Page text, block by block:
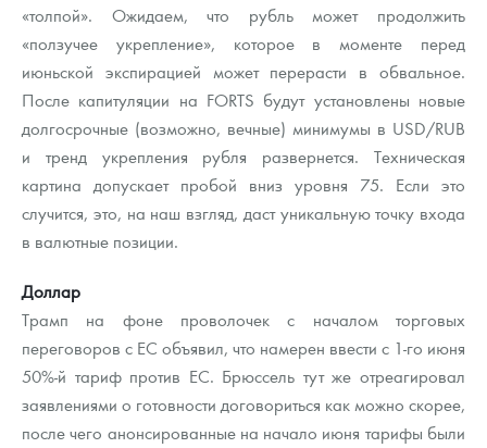
«толпой». Ожидаем, что рубль может продолжить
«ползучее укрепление», которое в моменте перед
июньской экспирацией может перерасти в обвальное.
После капитуляции на FORTS будут установлены новые
долгосрочные (возможно, вечные) минимумы в USD/RUB
и тренд укрепления рубля развернется. Техническая
картина допускает пробой вниз уровня 75. Если это
случится, это, на наш взгляд, даст уникальную точку входа
в валютные позиции.
Доллар
Трамп на фоне проволочек с началом торговых
переговоров с ЕС объявил, что намерен ввести с 1-го июня
50%-й тариф против ЕС. Брюссель тут же отреагировал
заявлениями о готовности договориться как можно скорее,
после чего анонсированные на начало июня тарифы были